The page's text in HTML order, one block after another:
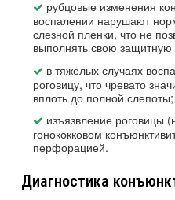
рубцовые изменения
воспалении нарушают
слезной пленки, что не
выполнять свою
в тяжелых случаях
роговицу, что чревато
вплоть до полной слепоты;
изъязвление роговицы
гонококковом
перфорацией.
Диагностика